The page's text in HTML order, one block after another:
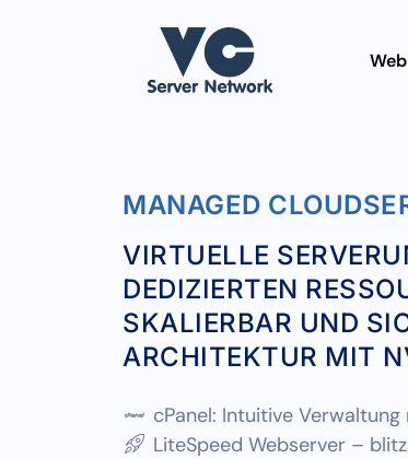
MANAGED
VIRTUELLE
DEDIZIERTEN
SKALIERBAR UND
ARCHITEKTUR MIT
cPanel: Intuitive
LiteSpeed Webserver –